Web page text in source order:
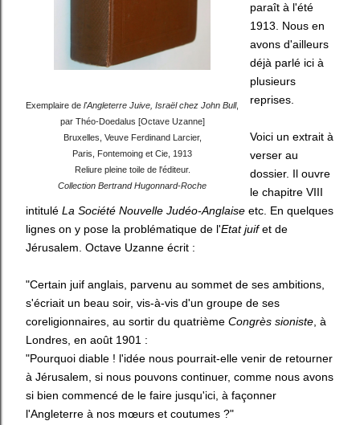
Exemplaire de l'Angleterre Juive, Israël chez John Bull,
par Théo-Doedalus [Octave Uzanne]
Bruxelles, Veuve Ferdinand Larcier,
Paris, Fontemoing et Cie, 1913
Reliure pleine toile de l'éditeur.
Collection Bertrand Hugonnard-Roche
paraît à l'été
1913. Nous en
avons d'ailleurs
déjà parlé ici à
plusieurs
reprises.
Voici un extrait à
verser au
dossier. Il ouvre
le chapitre VIII
intitulé La Société Nouvelle Judéo-Anglaise etc. En quelques
lignes on y pose la problématique de l'Etat juifet de
Jérusalem. Octave Uzanne écrit :
"Certain juif anglais, parvenu au sommet de ses ambitions,
s'écriait un beau soir, vis-à-vis d'un groupe de ses
coreligionnaires, au sortir du quatrième Congrès sioniste , à
Londres, en août 1901 :
"Pourquoi diable ! l'idée nous pourrait-elle venir de retourner
à Jérusalem, si nous pouvons continuer, comme nous avons
si bien commencé de le faire jusqu'ici, à façonner
l'Angleterre à nos mœurs et coutumes ?"